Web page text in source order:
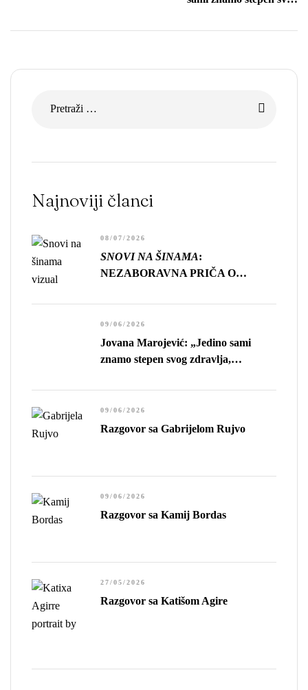
sopstvene sposobnosti da
Najnoviji članci
SNOVI NA ŠINAMA:
NEZABORAVNA PRIČA O
CENI NAPRETKA
08/07/2026
Jovana Marojević: „Jedino sami
znamo stepen svog zdravlja,
sposobnosti da živimo.”
09/06/2026
Razgovor sa Gabrijelom Rujvo
09/06/2026
Razgovor sa Kamij Bordas
09/06/2026
Razgovor sa Katišom Agire
27/05/2026